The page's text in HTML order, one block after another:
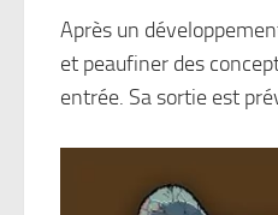
Après un
et peaufiner des
entrée. Sa sortie est